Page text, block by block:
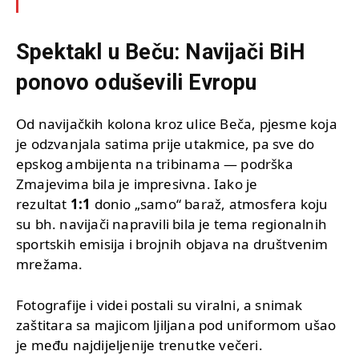
Spektakl u Beču: Navijači BiH
ponovo oduševili Evropu
Od navijačkih kolona kroz ulice Beča, pjesme koja
je odzvanjala satima prije utakmice, pa sve do
epskog ambijenta na tribinama — podrška
Zmajevima bila je impresivna. Iako je
rezultat 1:1 donio „samo“ baraž, atmosfera koju
su bh. navijači napravili bila je tema regionalnih
sportskih emisija i brojnih objava na društvenim
mrežama.
Fotografije i videi postali su viralni, a snimak
zaštitara sa majicom ljiljana pod uniformom ušao
je među najdijeljenije trenutke večeri.